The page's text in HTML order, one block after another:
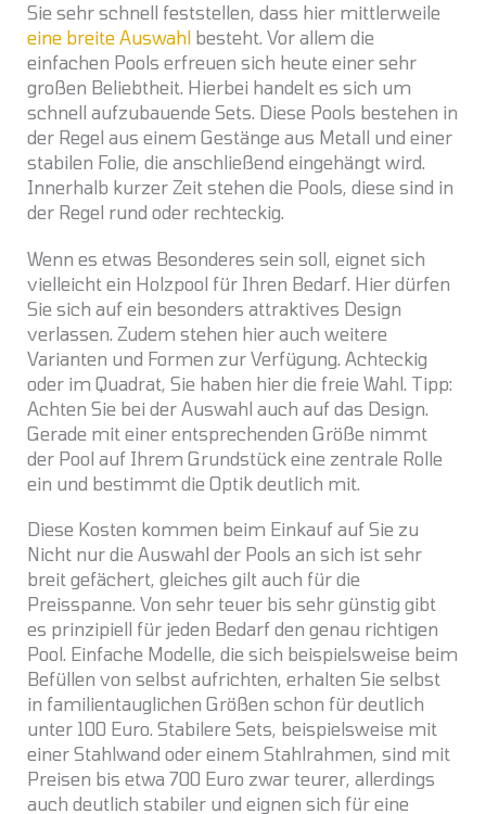
Sie sehr schnell feststellen, dass hier mittlerweile
eine breite Auswahl besteht. Vor allem die
einfachen Pools erfreuen sich heute einer sehr
großen Beliebtheit. Hierbei handelt es sich um
schnell aufzubauende Sets. Diese Pools bestehen in
der Regel aus einem Gestänge aus Metall und einer
stabilen Folie, die anschließend eingehängt wird.
Innerhalb kurzer Zeit stehen die Pools, diese sind in
der Regel rund oder rechteckig.
Wenn es etwas Besonderes sein soll, eignet sich
vielleicht ein Holzpool für Ihren Bedarf. Hier dürfen
Sie sich auf ein besonders attraktives Design
verlassen. Zudem stehen hier auch weitere
Varianten und Formen zur Verfügung. Achteckig
oder im Quadrat, Sie haben hier die freie Wahl. Tipp:
Achten Sie bei der Auswahl auch auf das Design.
Gerade mit einer entsprechenden Größe nimmt
der Pool auf Ihrem Grundstück eine zentrale Rolle
ein und bestimmt die Optik deutlich mit.
Diese Kosten kommen beim Einkauf auf Sie zu
Nicht nur die Auswahl der Pools an sich ist sehr
breit gefächert, gleiches gilt auch für die
Preisspanne. Von sehr teuer bis sehr günstig gibt
es prinzipiell für jeden Bedarf den genau richtigen
Pool. Einfache Modelle, die sich beispielsweise beim
Befüllen von selbst aufrichten, erhalten Sie selbst
in familientauglichen Größen schon für deutlich
unter 100 Euro. Stabilere Sets, beispielsweise mit
einer Stahlwand oder einem Stahlrahmen, sind mit
Preisen bis etwa 700 Euro zwar teurer, allerdings
auch deutlich stabiler und eignen sich für eine